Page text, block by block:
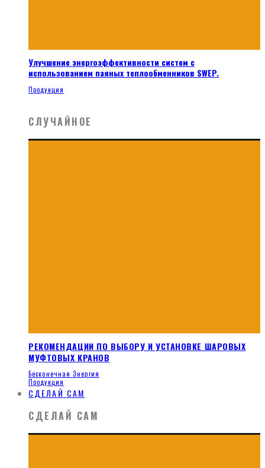
Улучшение энергоэффективности систем с
использованием паяных теплообменников SWEP.
Продукция
СЛУЧАЙНОЕ
РЕКОМЕНДАЦИИ ПО ВЫБОРУ И УСТАНОВКЕ ШАРОВЫХ
МУФТОВЫХ КРАНОВ
Бесконечная Энергия
Продукция
СДЕЛАЙ САМ
СДЕЛАЙ САМ